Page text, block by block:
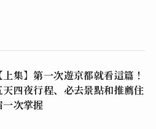
【上集】第一次遊京都就看這篇！
天四夜行程、必去景點和推薦住
一次掌握